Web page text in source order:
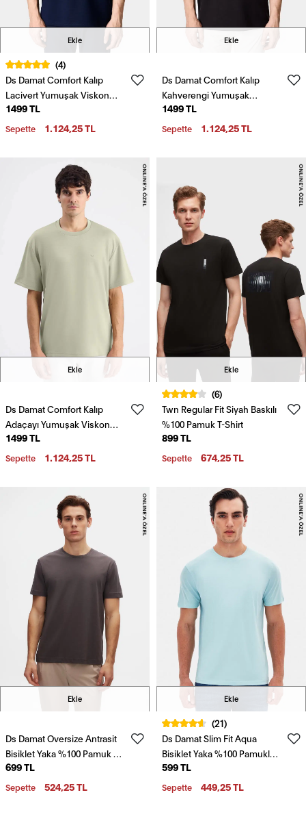
Ekle
(4)
Ds Damat Comfort Kalıp
Lacivert Yumuşak Viskon
Karışımlı Rahat Bisiklet Yaka
Tişört
1499 TL
Sepette 1.124,25 TL
Ekle
Ds Damat Comfort Kalıp
Kahverengi Yumuşak
Viskon Karışımlı Rahat
Bisiklet Yaka Tişört
1499 TL
Sepette 1.124,25 TL
Ekle
Ds Damat Comfort Kalıp
Adaçayı Yumuşak Viskon
Karışımlı Rahat Bisiklet Yaka
Tişört
1499 TL
Sepette 1.124,25 TL
Ekle
(6)
Twn Regular Fit Siyah Baskılı
%100 Pamuk T-Shirt
899 TL
Sepette 674,25 TL
Ekle
Ds Damat Oversize Antrasit
Bisiklet Yaka %100 Pamuk T-
Shirt
699 TL
Sepette 524,25 TL
Ekle
(21)
Ds Damat Slim Fit Aqua
Bisiklet Yaka %100 Pamuklu
Nefes Alabilen T-Shirt
599 TL
Sepette 449,25 TL